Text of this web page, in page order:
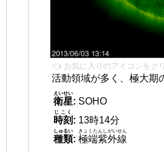
👈 お気に入りのアイコンをク
活動領域が多く、極大期
衛星
えいせい
: SOHO
時刻
じこく
: 13時14分
種類
しゅるい
: 極端紫外線
きょくたんしがいせん